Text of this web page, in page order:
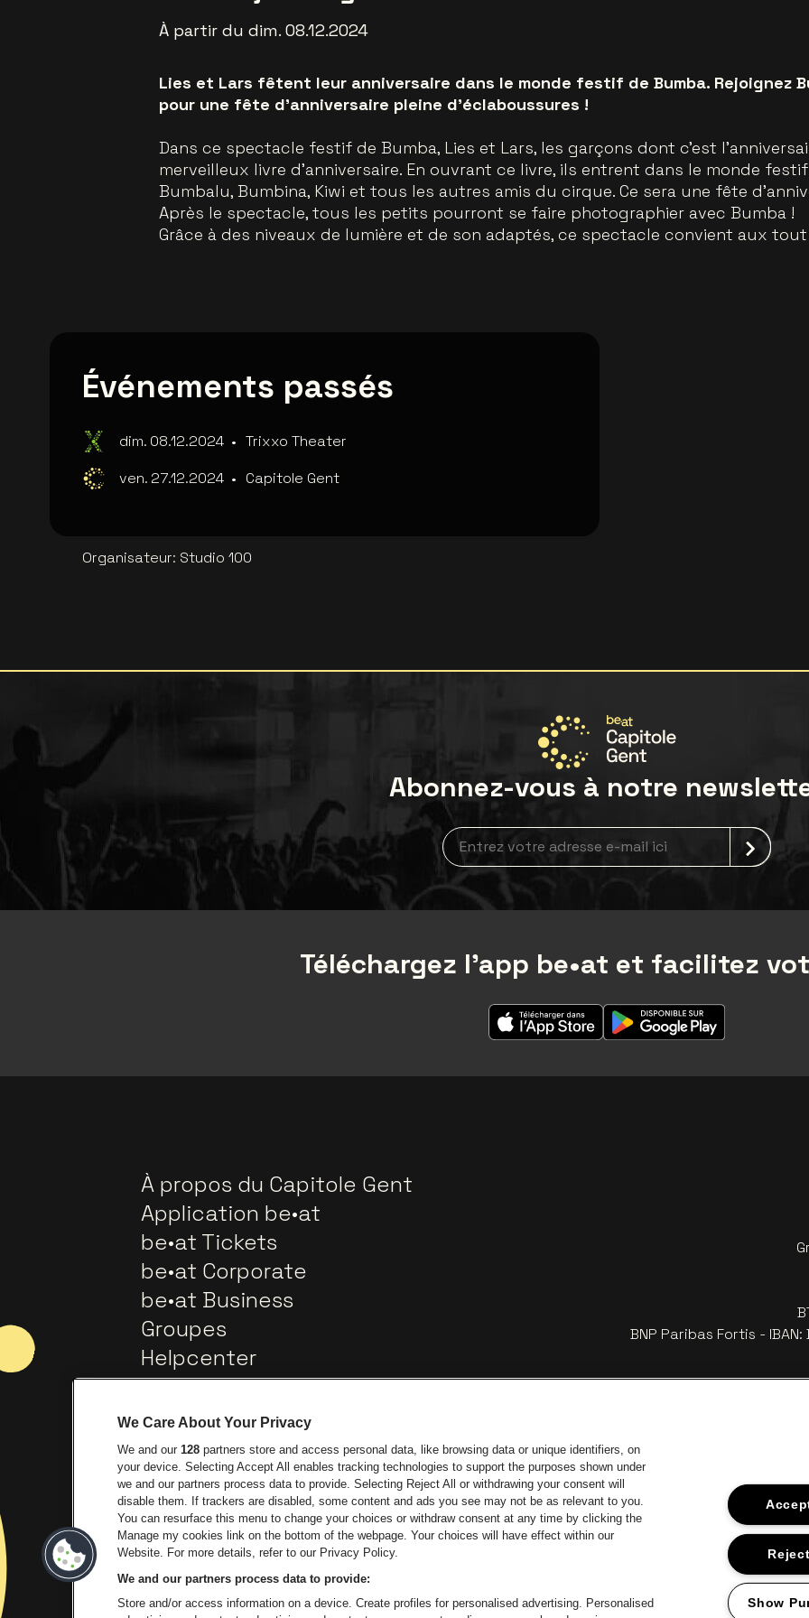
À partir du dim. 08.12.2024
Lies et Lars fêtent leur anniversaire dans le monde festif de Bumba. Rejoignez
pour une fête d'anniversaire pleine d'éclaboussures !
Dans ce spectacle festif de Bumba, Lies et Lars, les garçons dont c'est
merveilleux livre d'anniversaire. En ouvrant ce livre, ils entrent dans le monde
Bumbalu, Bumbina, Kiwi et tous les autres amis du cirque. Ce sera une fête
Après le spectacle, tous les petits pourront se faire photographier avec Bumba !
Grâce à des niveaux de lumière et de son adaptés, ce spectacle convient aux
Événements passés
dim. 08.12.2024 • Trixxo Theater
ven. 27.12.2024 • Capitole Gent
Organisateur: Studio 100
Abonnez-vous à notre
Inscription à la newsletter
Téléchargez l'app be•at et facilitez
À propos du Capitole Gent
Application be•at
be•at Tickets
be•at Corporate
be•at Business
Groupes
Helpcenter
Contact
BNP Paribas Fortis -
Visitez le site de Europcar
Visitez le site de Jupiler Visitez le site de Coca-Cola
Visitez le
Visitez le site de Le logo Jameson en blanc cassé
Visitez le site de Le logo Lillet en
Visitez le
We Care About Your Privacy
We and our 128 partners store and access personal data, like browsing data or unique identifiers, on
your device. Selecting Accept All enables tracking technologies to support the purposes shown under
we and our partners process data to provide. Selecting Reject All or withdrawing your consent will
disable them. If trackers are disabled, some content and ads you see may not be as relevant to you.
You can resurface this menu to change your choices or withdraw consent at any time by clicking the
Manage my cookies link on the bottom of the webpage. Your choices will have effect within our
Website. For more details, refer to our Privacy Policy.
We and our partners process data to provide:
Store and/or access information on a device. Create profiles for personalised advertising. Personalised
Show